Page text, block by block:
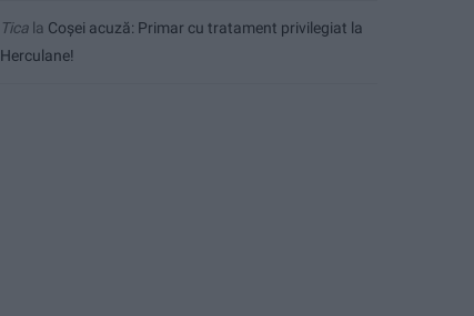
Tica la Coșei acuză: Primar cu tratament privilegiat la
Herculane!